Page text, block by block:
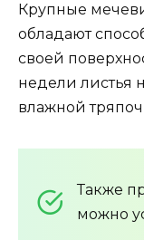
Крупные
обладают
своей
недели листья
влажной
Также
можно